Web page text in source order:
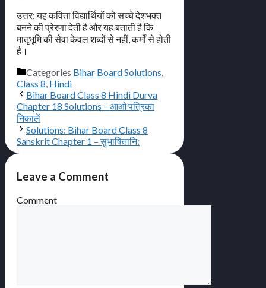
उत्तर: यह कविता विद्यार्थियों को सच्चे देशभक्त
बनने की प्रेरणा देती है और यह बताती है कि
मातृभूमि की सेवा केवल शब्दों से नहीं, कर्मों से होती
है।
Categories Bihar Board Solutions
Class 8 Hindi
Bihar Board Class 8 Hindi Durva
Chapter 18 Solutions – आओ पत्रिका
निकालें
Solutions: Bihar Board Class 8
Sanskrit Chapter 1 – सुभाषितानि:
Leave a Comment
Comment